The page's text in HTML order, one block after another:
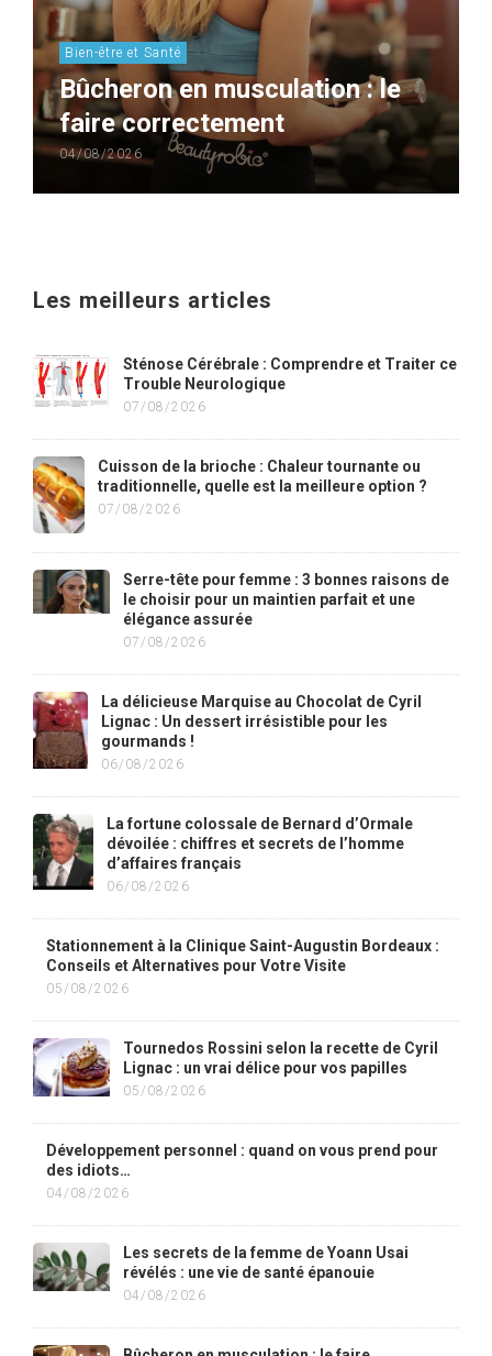
Bien-être et Santé
Bûcheron en musculation : le
faire correctement
04/08/2026
Les meilleurs articles
Sténose Cérébrale : Comprendre et Traiter ce
Trouble Neurologique
07/08/2026
Cuisson de la brioche : Chaleur tournante ou
traditionnelle, quelle est la meilleure option ?
07/08/2026
Serre-tête pour femme : 3 bonnes raisons de
le choisir pour un maintien parfait et une
élégance assurée
07/08/2026
La délicieuse Marquise au Chocolat de Cyril
Lignac : Un dessert irrésistible pour les
gourmands !
06/08/2026
La fortune colossale de Bernard d’Ormale
dévoilée : chiffres et secrets de l’homme
d’affaires français
06/08/2026
Stationnement à la Clinique Saint-Augustin Bordeaux :
Conseils et Alternatives pour Votre Visite
05/08/2026
Tournedos Rossini selon la recette de Cyril
Lignac : un vrai délice pour vos papilles
05/08/2026
Développement personnel : quand on vous prend pour
des idiots…
04/08/2026
Les secrets de la femme de Yoann Usai
révélés : une vie de santé épanouie
04/08/2026